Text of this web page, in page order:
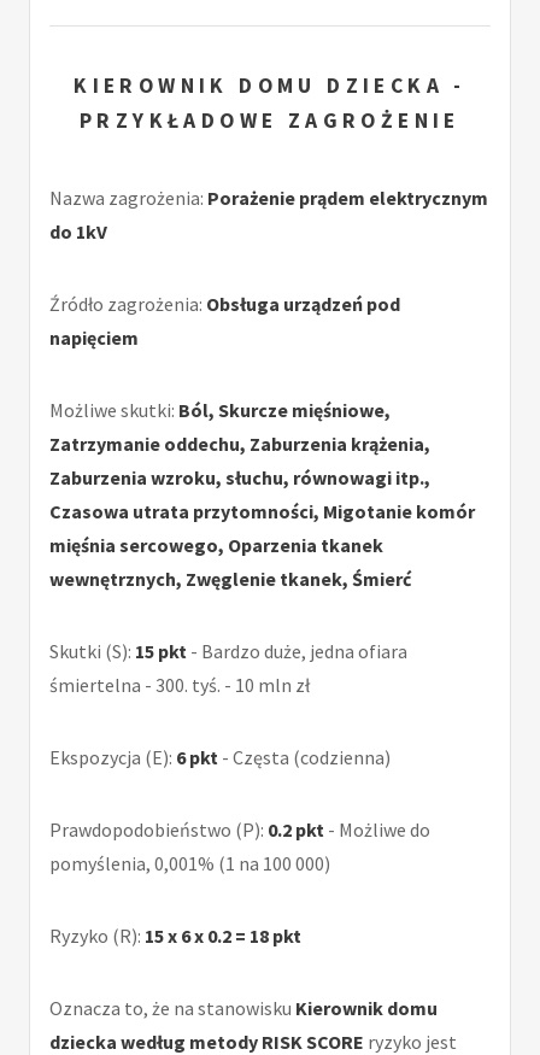
KIEROWNIK DOMU DZIECKA -
PRZYKŁADOWE ZAGROŻENIE
Nazwa zagrożenia: Porażenie prądem elektrycznym
do 1kV
Źródło zagrożenia: Obsługa urządzeń pod
napięciem
Możliwe skutki: Ból, Skurcze mięśniowe,
Zatrzymanie oddechu, Zaburzenia krążenia,
Zaburzenia wzroku, słuchu, równowagi itp.,
Czasowa utrata przytomności, Migotanie komór
mięśnia sercowego, Oparzenia tkanek
wewnętrznych, Zwęglenie tkanek, Śmierć
Skutki (S): 15 pkt - Bardzo duże, jedna ofiara
śmiertelna - 300. tyś. - 10 mln zł
Ekspozycja (E): 6 pkt - Częsta (codzienna)
Prawdopodobieństwo (P): 0.2 pkt - Możliwe do
pomyślenia, 0,001% (1 na 100 000)
Ryzyko (R): 15 x 6 x 0.2 = 18 pkt
Oznacza to, że na stanowisku Kierownik domu
dziecka według metody RISK SCORE ryzyko jest